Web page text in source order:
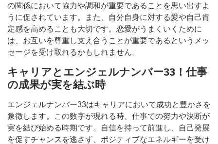
の関係において協力や調和が重要であることを思い出すよ
うに促されています。また、自分自身に対する愛や自己肯
定感を高めることも大切です。恋愛がうまくいくために
は、お互いを尊重し支え合うことが重要であるというメッ
セージを受け取れるかもしれません。
キャリアとエンジェルナンバー33！仕事
の成果が実を結ぶ時
エンジェルナンバー33はキャリアにおいて成功と豊かさを
象徴します。この数字が現れる時、仕事での努力や決断が
実を結び始める時期です。自信を持って前進し、自己発展
を促すチャンスを逃さず、ポジティブなエネルギーを受け